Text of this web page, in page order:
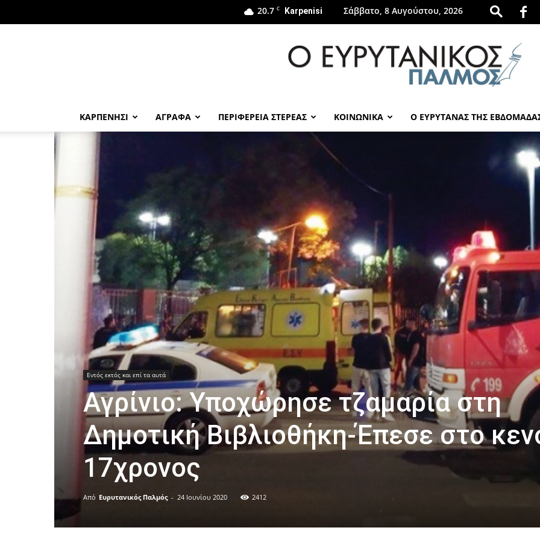
20.7 C Karpenisi Σάββατο, 8 Αυγούστου, 2026
ΚΑΡΠΕΝΗΣΙ ΑΓΡΑΦΑ ΠΕΡΙΦΕΡΕΙΑ ΣΤΕΡΕΑΣ ΚΟΙΝΩΝΙΚΑ Ο ΕΥΡΥΤΑΝΑΣ ΤΗΣ
Εντός εκτός και επί τα αυτά
Αγρίνιο: Υποχώρησε τζαμαρία στη
Δημοτική Βιβλιοθήκη-Έπεσε στο
17χρονος
Από Ευρυτανικός Παλμός - 24 Ιουνίου 2020 2412